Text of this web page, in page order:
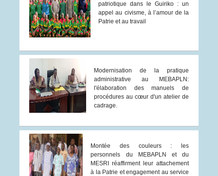
patriotique dans le Guiriko : un
appel au civisme, à l’amour de la
Patrie et au travail
Modernisation de la pratique
administrative au MEBAPLN:
l'élaboration des manuels de
procédures au cœur d'un atelier de
cadrage.
Montée des couleurs : les
personnels du MEBAPLN et du
MESRI réaffirment leur attachement
à la Patrie et engagement au service